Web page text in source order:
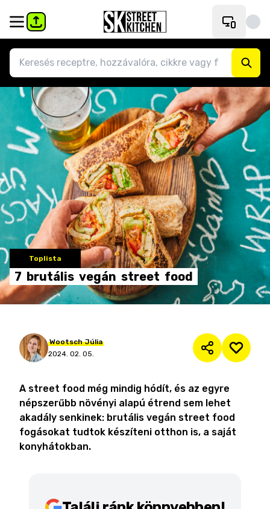
Toplista
7 brutális vegán street food
Wootsch Júlia
2024. 02. 05.
A street food még mindig hódít, és az egyre
népszerűbb növényi alapú étrend sem lehet
akadály senkinek: brutális vegán street food
fogásokat tudtok készíteni otthon is, a saját
konyhátokban.